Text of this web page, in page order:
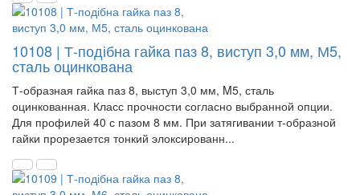
10108 | Т-подібна гайка паз 8, виступ 3,0 мм, М5,
сталь оцинкована
Т-образная гайка паз 8, выступ 3,0 мм, M5, сталь
оцинкованная. Класс прочности согласно выбранной опции.
Для профилей 40 с пазом 8 мм. При затягивании т-образной
гайки прорезается тонкий элоксированн...